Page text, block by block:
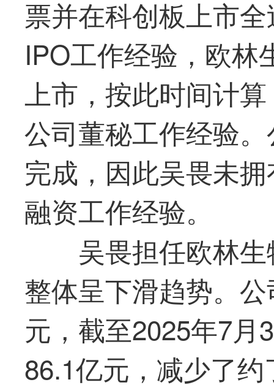
票并在科创板上市
IPO工作经验，欧林
上市，按此时间计
公司董秘工作经验
完成，因此吴畏未
融资工作经验。
吴畏担任欧林
整体呈下滑趋势。
元，截至2025年7月
86.1亿元，减少了